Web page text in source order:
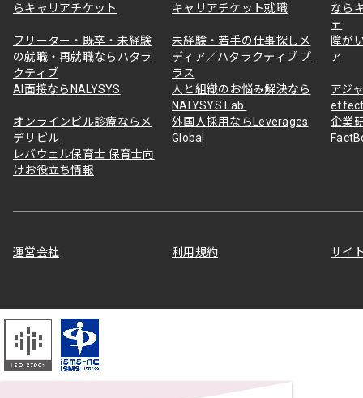
らキャリアチケット
キャリアチケット就職
なら
ェ
フリーター・既卒・未経験
の就職・再就職ならハタラ
クティブ
未経験・若手の仕事探しメ
ディア／ハタラクティブ プ
ラス
障が
ア
AI面接ならNALYSYS
人と組織のお悩み解決なら
NALYSYS Lab.
アジ
オンラインピル診療ならメ
デリピル
外国人採用ならLeverages
Global
企業
レバウェル保育士 保育士向
けお役立ち情報
運営会社 利用規約 サイ